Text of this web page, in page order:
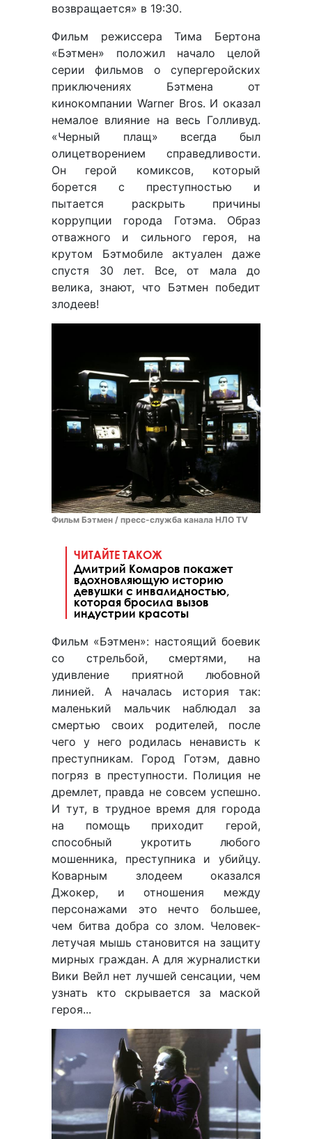
возвращается» в 19:30.
Фильм режиссера Тима Бертона
«Бэтмен» положил начало целой
серии фильмов о супергеройских
приключениях Бэтмена от
кинокомпании Warner Bros. И оказал
немалое влияние на весь Голливуд.
«Черный плащ» всегда был
олицетворением справедливости.
Он герой комиксов, который
борется с преступностью и
пытается раскрыть причины
коррупции города Готэма. Образ
отважного и сильного героя, на
крутом Бэтмобиле актуален даже
спустя 30 лет. Все, от мала до
велика, знают, что Бэтмен победит
злодеев!
Фильм Бэтмен / пресс-служба канала НЛО TV
ЧИТАЙТЕ ТАКОЖ
Дмитрий Комаров покажет
вдохновляющую историю
девушки с инвалидностью,
которая бросила вызов
индустрии красоты
Фильм «Бэтмен»: настоящий боевик
со стрельбой, смертями, на
удивление приятной любовной
линией. А началась история так:
маленький мальчик наблюдал за
смертью своих родителей, после
чего у него родилась ненависть к
преступникам. Город Готэм, давно
погряз в преступности. Полиция не
дремлет, правда не совсем успешно.
И тут, в трудное время для города
на помощь приходит герой,
способный укротить любого
мошенника, преступника и убийцу.
Коварным злодеем оказался
Джокер, и отношения между
персонажами это нечто большее,
чем битва добра со злом. Человек-
летучая мышь становится на защиту
мирных граждан. А для журналистки
Вики Вейл нет лучшей сенсации, чем
узнать кто скрывается за маской
героя...